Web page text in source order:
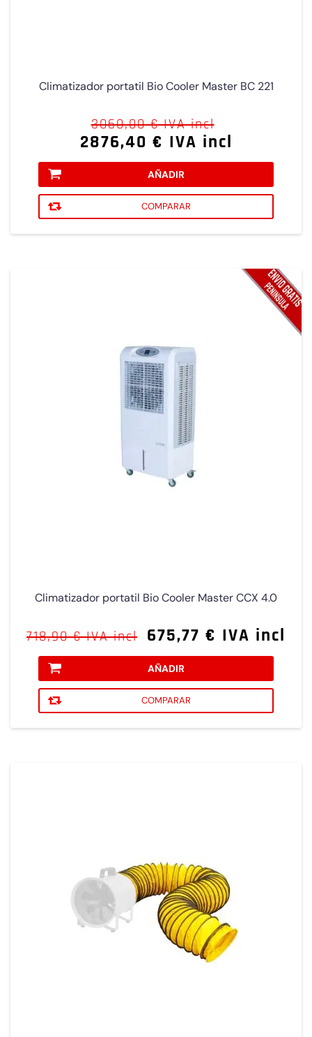
Climatizador portatil Bio Cooler Master BC 221
3060,00 € IVA incl
2876,40 € IVA incl
AÑADIR
COMPARAR
Climatizador portatil Bio Cooler Master CCX 4.0
718,90 € IVA incl 675,77 € IVA incl
AÑADIR
COMPARAR